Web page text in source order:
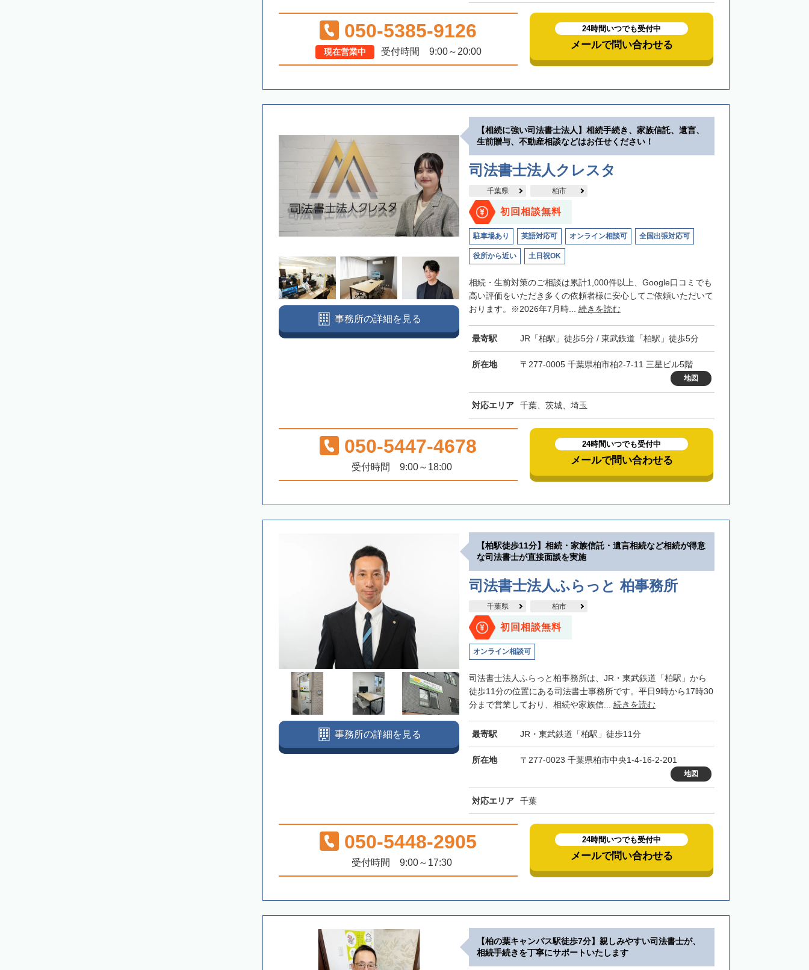
050-5385-9126
現在営業中 受付時間 9:00～20:00
24時間いつでも受付中
メールで問い合わせる
【相続に強い司法書士法人】相続手続き、家族信託、遺言、
生前贈与、不動産相談などはお任せください！
司法書士法人クレスタ
千葉県 柏市
初回相談無料
駐車場あり 英語対応可 オンライン相談可 全国出張対応可
役所から近い 土日祝OK
相続・生前対策のご相談は累計1,000件以上、Google口コミでも
高い評価をいただき多くの依頼者様に安心してご依頼いただいて
おります。※2026年7月時... 続きを読む
最寄駅 JR「柏駅」徒歩5分 / 東武鉄道「柏駅」徒歩5分
所在地 〒277-0005 千葉県柏市柏2-7-11 三星ビル5階
地図
対応エリア 千葉、茨城、埼玉
事務所の詳細を見る
050-5447-4678
受付時間 9:00～18:00
24時間いつでも受付中
メールで問い合わせる
【柏駅徒歩11分】相続・家族信託・遺言相続など相続が得意
な司法書士が直接面談を実施
司法書士法人ふらっと 柏事務所
千葉県 柏市
初回相談無料
オンライン相談可
司法書士法人ふらっと柏事務所は、JR・東武鉄道「柏駅」から
徒歩11分の位置にある司法書士事務所です。平日9時から17時30
分まで営業しており、相続や家族信... 続きを読む
最寄駅 JR・東武鉄道「柏駅」徒歩11分
所在地 〒277-0023 千葉県柏市中央1-4-16-2-201
地図
対応エリア 千葉
事務所の詳細を見る
050-5448-2905
受付時間 9:00～17:30
24時間いつでも受付中
メールで問い合わせる
【柏の葉キャンパス駅徒歩7分】親しみやすい司法書士が、
相続手続きを丁寧にサポートいたします